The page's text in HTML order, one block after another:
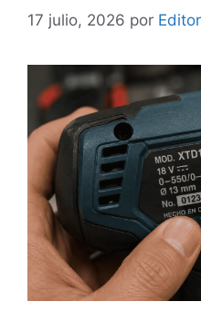
17 julio, 2026 por